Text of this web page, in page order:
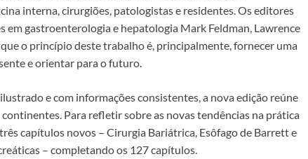
interna, cirurgiões, patologistas e residentes. Os editores
em gastroenterologia e hepatologia Mark Feldman, Lawrence
o princípio deste trabalho é, principalmente, fornecer uma
e orientar para o futuro.
e com informações consistentes, a nova edição reúne
Para refletir sobre as novas tendências na prática
capítulos novos – Cirurgia Bariátrica, Esôfago de Barrett e
– completando os 127 capítulos.